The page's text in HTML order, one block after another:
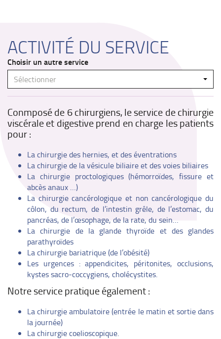
ACTIVITÉ DU SERVICE
Choisir un autre service
Sélectionner
Conmposé de 6 chirurgiens, le service de chirurgie
viscérale et digestive prend en charge les patients
pour :
La chirurgie des hernies, et des éventrations
La chirurgie de la vésicule biliaire et des voies biliaires
La chirurgie proctologiques (hémorroïdes, fissure et
abcès anaux …)
La chirurgie cancérologique et non cancérologique du
côlon, du rectum, de l’intestin grêle, de l’estomac, du
pancréas, de l’œsophage, de la rate, du sein…
La chirurgie de la glande thyroïde et des glandes
parathyroïdes
La chirurgie bariatrique (de l’obésité)
Les urgences : appendicites, péritonites, occlusions,
kystes sacro-coccygiens, cholécystites.
Notre service pratique également :
La chirurgie ambulatoire (entrée le matin et sortie dans
la journée)
La chirurgie coelioscopique.